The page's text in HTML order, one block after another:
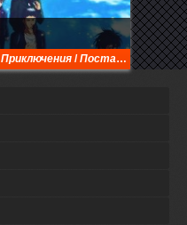
Приключения /Постапокалиптика